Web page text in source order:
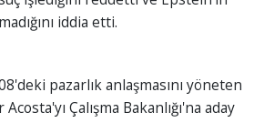
iddia etti.
pazarlık anlaşmasını yöneten
Çalışma Bakanlığı'na aday